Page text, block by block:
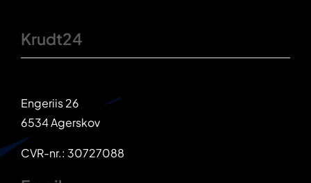
Krudt24
Engeriis 26
6534 Agerskov
CVR-nr.: 30727088